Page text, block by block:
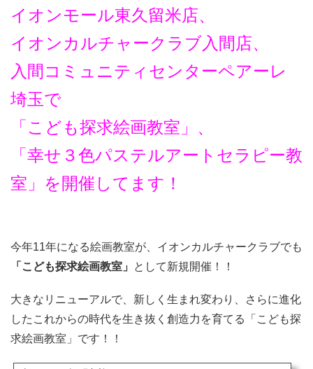
イオンモール東久留米店、
イオンカルチャークラブ入間店、
入間コミュニティセンターペアーレ
埼玉で
「こども探求絵画教室」、
「幸せ３色パステルアートセラピー教
室」を開催してます！
今年11年になる絵画教室が、イオンカルチャークラブでも
「こども探求絵画教室」
として新規開催！！
大きなリニューアルで、新しく生まれ変わり、さらに進化
したこれからの時代を生き抜く創造力を育てる「こども探
求絵画教室」です！！